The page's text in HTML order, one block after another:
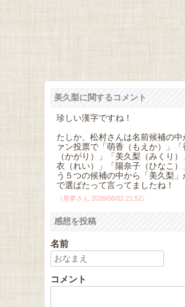
美久梨に関するコメント
珍しい漢字ですね！
たしか、松村さんは名前候補の中
ァン投票で「萌香（もえか）」「
（かがり）」「美久梨（みくり
衣（れい）」「陽奈子（ひなこ）
う５つの候補の中から「美久梨」
で選ばたって言ってましたね！
（星夢さん 2026/06/02 21:52）
感想を投稿
名前
コメント